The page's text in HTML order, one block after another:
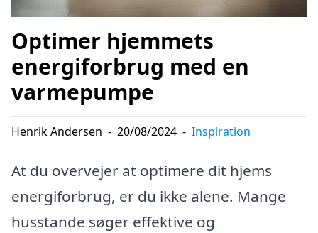
Optimer hjemmets
energiforbrug med en
varmepumpe
Henrik Andersen - 20/08/2024 - Inspiration
At du overvejer at optimere dit hjems
energiforbrug, er du ikke alene. Mange
husstande søger effektive og